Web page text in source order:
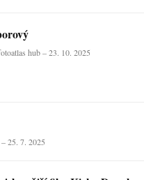
hub – 23. 10. 2025
25. 7. 2025